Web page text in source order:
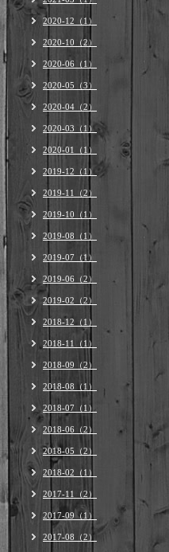
2020-12（1）
2020-10（2）
2020-06（1）
2020-05（3）
2020-04（2）
2020-03（1）
2020-01（1）
2019-12（1）
2019-11（2）
2019-10（1）
2019-08（1）
2019-07（1）
2019-06（2）
2019-02（2）
2018-12（1）
2018-11（1）
2018-09（2）
2018-08（1）
2018-07（1）
2018-06（2）
2018-05（2）
2018-02（1）
2017-11（2）
2017-09（1）
2017-08（2）